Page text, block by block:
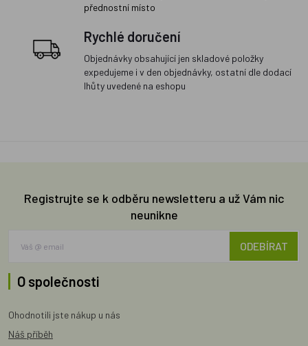
přednostní místo
Rychlé doručení
Objednávky obsahující jen skladové položky
expedujeme i v den objednávky, ostatní dle dodací
lhůty uvedené na eshopu
Registrujte se k odběru newsletteru a už Vám nic
neunikne
ODEBÍRAT
O společnosti
Ohodnotili jste nákup u nás
Náš příběh